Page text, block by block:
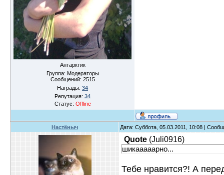
Антарктик
Группа: Модераторы
Сообщений: 2515
Награды: 34
Репутация: 34
Статус: Offline
Настёныч Дата: Суббота, 05.03.2011, 10:08 |
Quote (Juli0916)
шикааааарно...
Тебе нравится?! А